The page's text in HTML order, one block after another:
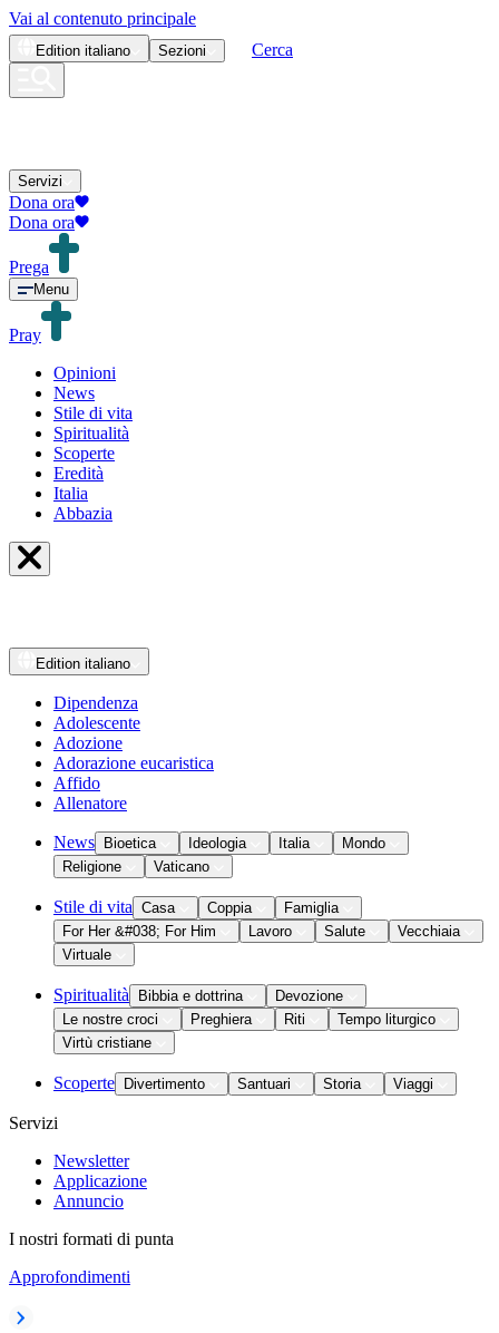
Vai al contenuto principale
Edition italiano Sezioni Cerca
Servizi
Dona ora
Dona ora
Prega
Menu
Pray
Opinioni
News
Stile di vita
Spiritualità
Scoperte
Eredità
Italia
Abbazia
Edition italiano
Dipendenza
Adolescente
Adozione
Adorazione eucaristica
Affido
Allenatore
News Bioetica Ideologia Italia
Mondo
Religione
Vaticano
Stile di vita Casa Coppia
Famiglia
For Her &#038; For Him
Lavoro Salute
Vecchiaia
Virtuale
Spiritualità Bibbia e dottrina
Devozione
Le nostre croci
Preghiera Riti
Tempo liturgico
Virtù cristiane
Scoperte Divertimento Santuari Storia Viaggi
Servizi
Newsletter
Applicazione
Annuncio
I nostri formati di punta
Approfondimenti